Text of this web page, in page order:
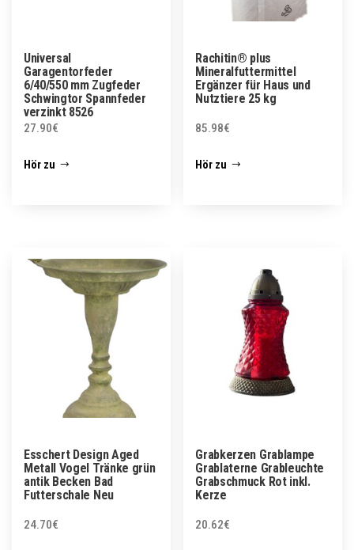
Universal
Garagentorfeder
6/40/550 mm Zugfeder
Schwingtor Spannfeder
verzinkt 8526
27.90€
Hör zu
Rachitin® plus
Mineralfuttermittel
Ergänzer für Haus und
Nutztiere 25 kg
85.98€
Hör zu
Esschert Design Aged
Metall Vogel Tränke grün
antik Becken Bad
Futterschale Neu
24.70€
Grabkerzen Grablampe
Grablaterne Grableuchte
Grabschmuck Rot inkl.
Kerze
20.62€